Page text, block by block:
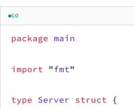
GO
package main
import "fmt"
type Server struct {